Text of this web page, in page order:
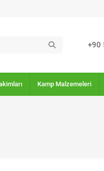
+90
Kamp Malzemeleri